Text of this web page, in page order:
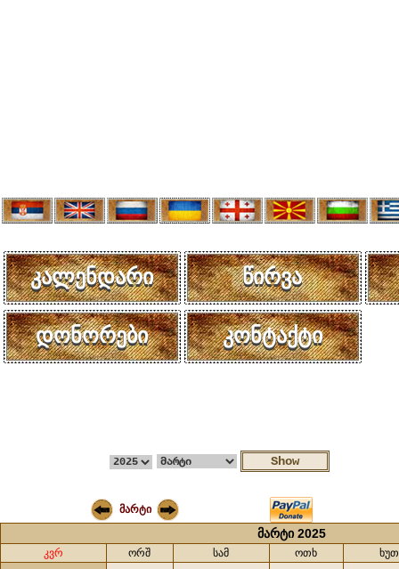
კალენდარი წირვა
დონორები კონტაქტი
მარტი
მარტი 2025
კვრ ორშ სამ ოთხ ხუთ